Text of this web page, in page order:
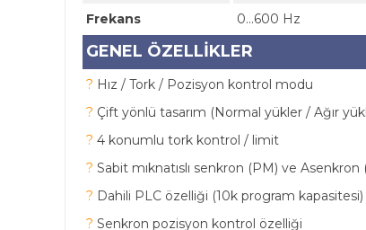
Frekans
0...600 Hz
GENEL ÖZELLİKLER
? Hız / Tork / Pozisyon kontrol modu
? Çift yönlü tasarım (Normal yükler / Ağır
? 4 konumlu tork kontrol / limit
? Sabit mıknatıslı senkron (PM) ve
? Dahili PLC özelliği (10k program kapasitesi)
? Senkron pozisyon kontrol özelliği